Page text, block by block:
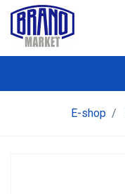
E-shop /